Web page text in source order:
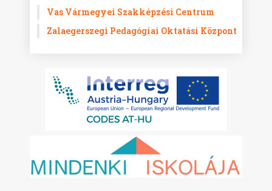
Vas Vármegyei Szakképzési Centrum
Zalaegerszegi Pedagógiai Oktatási Központ